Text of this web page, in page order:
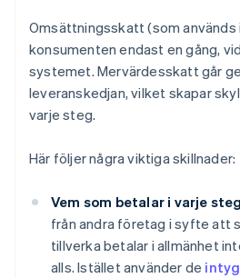
Omsättningsskatt (som används
konsumenten endast en gång,
systemet. Mervärdesskatt går
leveranskedjan, vilket skapar
varje steg.
Här följer några viktiga skillnader:
Vem som betalar i varje
från andra företag i syfte att
tillverka betalar i allmänhet
alls. Istället använder de